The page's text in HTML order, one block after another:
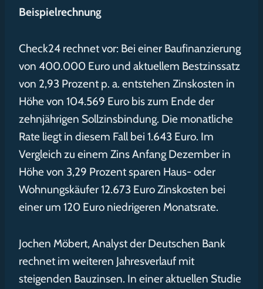
Beispielrechnung
Check24 rechnet vor: Bei einer Baufinanzierung
von 400.000 Euro und aktuellem Bestzinssatz
von 2,93 Prozent p. a. entstehen Zinskosten in
Höhe von 104.569 Euro bis zum Ende der
zehnjährigen Sollzinsbindung. Die monatliche
Rate liegt in diesem Fall bei 1.643 Euro. Im
Vergleich zu einem Zins Anfang Dezember in
Höhe von 3,29 Prozent sparen Haus- oder
Wohnungskäufer 12.673 Euro Zinskosten bei
einer um 120 Euro niedrigeren Monatsrate.
Jochen Möbert, Analyst der Deutschen Bank
rechnet im weiteren Jahresverlauf mit
steigenden Bauzinsen. In einer aktuellen Studie